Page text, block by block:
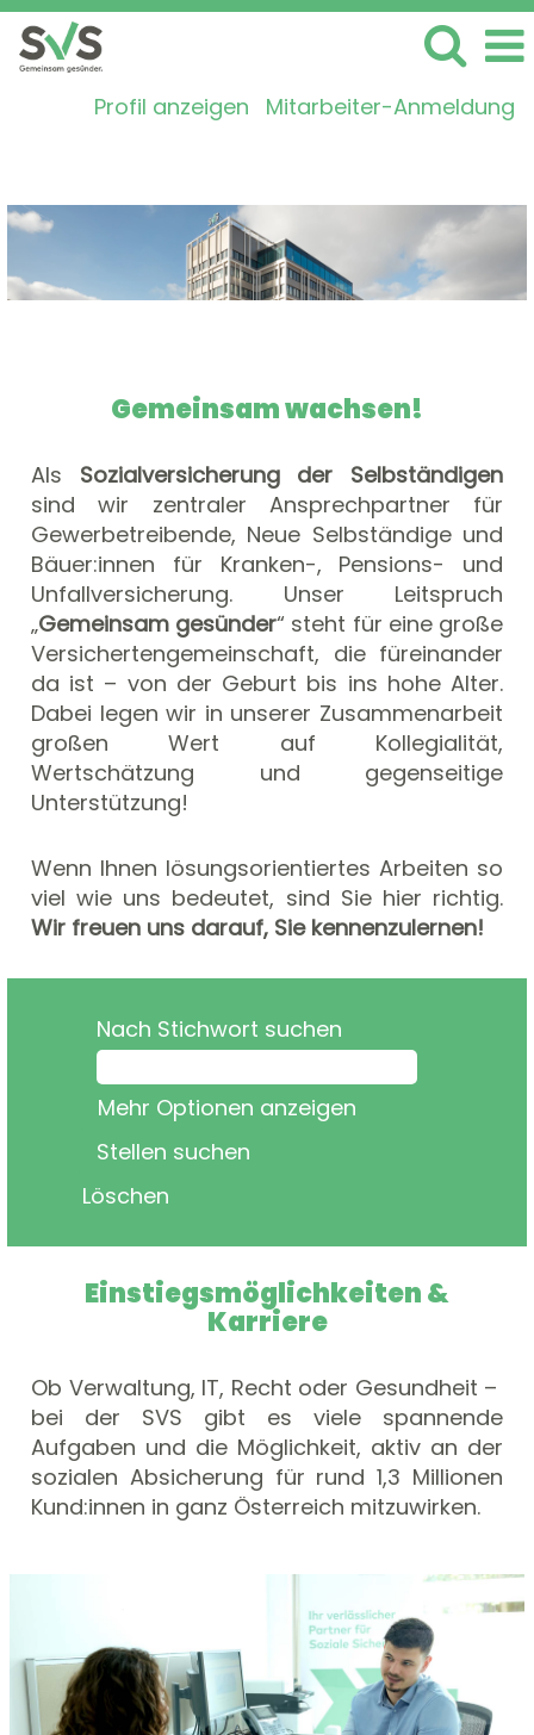
Profil anzeigen Mitarbeiter-Anmeldung
Gemeinsam wachsen!
Als Sozialversicherung der Selbständigen
sind wir zentraler Ansprechpartner für
Gewerbetreibende, Neue Selbständige und
Bäuer:innen für Kranken-, Pensions- und
Unfallversicherung. Unser Leitspruch
„Gemeinsam gesünder“ steht für eine große
Versichertengemeinschaft, die füreinander
da ist – von der Geburt bis ins hohe Alter.
Dabei legen wir in unserer Zusammenarbeit
großen Wert auf Kollegialität,
Wertschätzung und gegenseitige
Unterstützung!
Wenn Ihnen lösungsorientiertes Arbeiten so
viel wie uns bedeutet, sind Sie hier richtig.
Wir freuen uns darauf, Sie kennenzulernen!
Nach Stichwort suchen
Mehr Optionen anzeigen
Löschen
Einstiegsmöglichkeiten &
Karriere
Ob Verwaltung, IT, Recht oder Gesundheit –
bei der SVS gibt es viele spannende
Aufgaben und die Möglichkeit, aktiv an der
sozialen Absicherung für rund 1,3 Millionen
Kund:innen in ganz Österreich mitzuwirken.